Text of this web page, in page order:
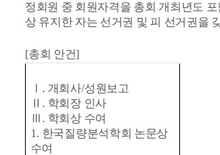
정회원 중 회원자격을 총회 개최년도 포
상 유지한 자는 선거권 및 피 선거권을
[총회 안건]
Ⅰ . 개회사/성원보고
Ⅱ . 학회장 인사
Ⅲ . 학회상 수여
1. 한국질량분석학회 논문상
수여